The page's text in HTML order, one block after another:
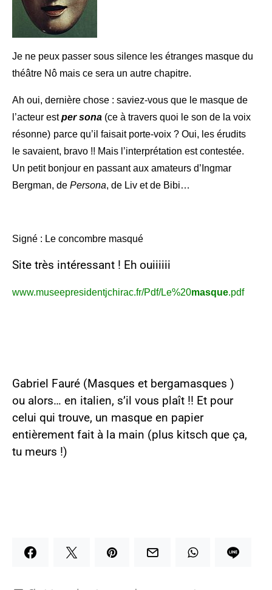
Je ne peux passer sous silence les étranges masque du
théâtre Nô mais ce sera un autre chapitre.
Ah oui, dernière chose : saviez-vous que le masque de
l’acteur estper sona (ce à travers quoi le son de la voix
résonne) parce qu’il faisait porte-voix ? Oui, les érudits
le savaient, bravo !! Mais l’interprétation est contestée.
Un petit bonjour en passant aux amateurs d’Ingmar
Bergman, de Persona, de Liv et de Bibi…
Signé : Le concombre masqué
Site très intéressant ! Eh ouiiiiii
www.museepresidentjchirac.fr/Pdf/Le%20masque.pdf
Gabriel Fauré (Masques et bergamasques )
ou alors… en italien, s’il vous plaît !! Et pour
celui qui trouve, un masque en papier
entièrement fait à la main (plus kitsch que ça,
tu meurs !)